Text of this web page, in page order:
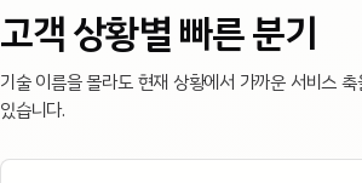
고객 상황별 빠른 분기
기술 이름을 몰라도 현재 상황에서 가까운 서비스
있습니다.